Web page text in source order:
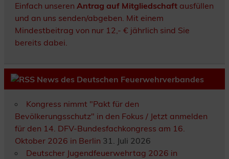
Einfach unseren Antrag auf Mitgliedschaftausfüllen
und an uns senden/abgeben. Mit einem
Mindestbeitrag von nur 12,- € jährlich sind Sie
bereits dabei.
News des Deutschen Feuerwehrverbandes
Kongress nimmt "Pakt für den
Bevölkerungsschutz" in den Fokus / Jetzt anmelden
für den 14. DFV-Bundesfachkongress am 16.
Oktober 2026 in Berlin 31. Juli 2026
Deutscher Jugendfeuerwehrtag 2026 in